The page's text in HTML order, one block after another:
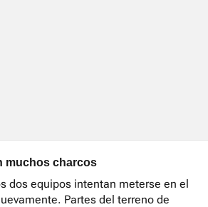
muchos charcos
dos equipos intentan meterse en el
Partes del terreno de